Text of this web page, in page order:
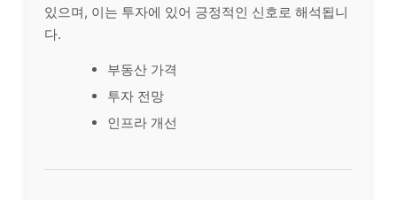
있으며, 이는 투자에 있어 긍정적인 신호로 해석됩니
다.
부동산 가격
투자 전망
인프라 개선